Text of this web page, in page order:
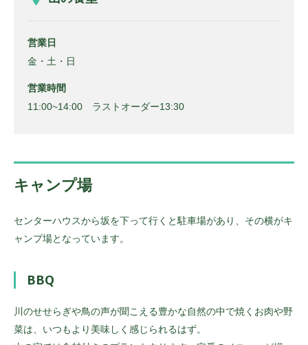
営業日
金・土・日
営業時間
11:00~14:00 ラストオーダー13:30
キャンプ場
センターハウスから坂を下って行くと駐車場があり、その横がキ
ャンプ場となっています。
BBQ
川のせせらぎや鳥の声が聞こえる豊かな自然の中で焼くお肉や野
菜は、いつもより美味しく感じられるはず。